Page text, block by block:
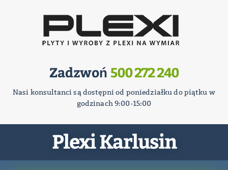
Zadzwoń 500 272 240
Nasi konsultanci są dostępni od poniedziałku do piątku w
godzinach 9:00-15:00
Plexi Karlusin